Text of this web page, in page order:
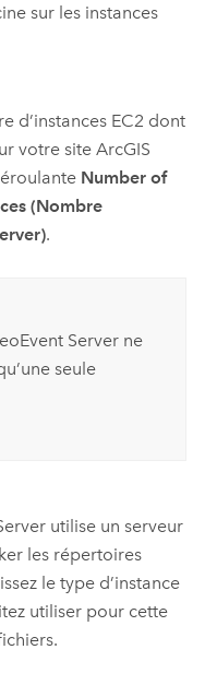
sur les instances
d’instances EC2 dont
votre siteArcGIS
Number of
(Nombre
.
Serverne
seule
utilise un serveur
les répertoires
le type d’instance
utiliser pour cette